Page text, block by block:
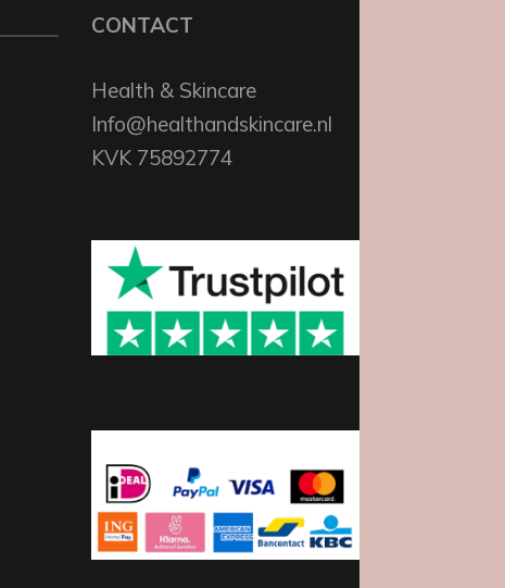
CONTACT
Health & Skincare
Info@healthandskincare.nl
KVK 75892774